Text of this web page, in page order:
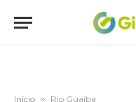
Início » Rio Guaíba